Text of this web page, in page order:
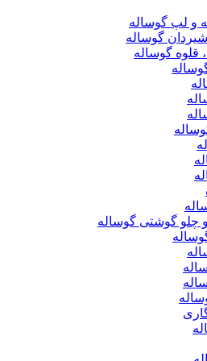
و لپ گوساله
گوساله
قلوه گوساله
چلو گوشتی گوساله